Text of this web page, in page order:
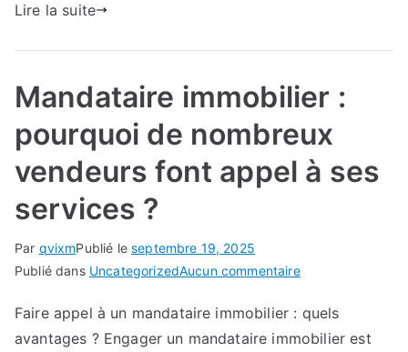
Lire la suite
Mandataire immobilier :
pourquoi de nombreux
vendeurs font appel à ses
services ?
Par qvixmPublié leseptembre 19, 2025
Publié dans UncategorizedAucun commentairesur
immobilier
:
Faire appel à un mandataire immobilier : quels
avantages ? Engager un mandataire immobilier est